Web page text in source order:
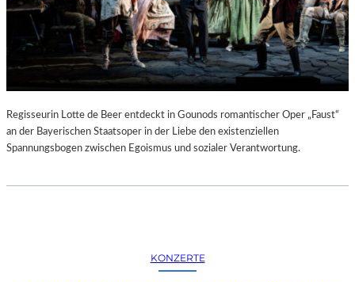
Regisseurin Lotte de Beer entdeckt in Gounods romantischer Oper „Faust“
an der Bayerischen Staatsoper in der Liebe den existenziellen
Spannungsbogen zwischen Egoismus und sozialer Verantwortung.
KONZERTE